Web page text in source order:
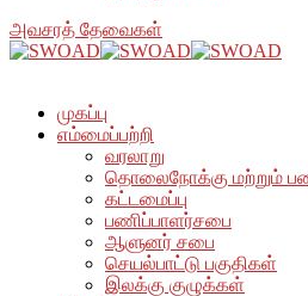
அவசரத் தேவைகள்
முகப்பு
எம்மைப்பற்றி
வரலாறு
தொலைநோக்கு மற்றும்
கட்டமைப்பு
பணிப்பாளர்சபை
ஆளுனர் சபை
செயல்பாட்டு பகுதிகள்
இலக்கு குழுக்கள்